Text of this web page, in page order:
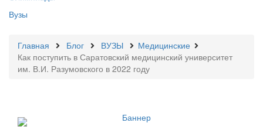
Вузы
Главная Блог ВУЗЫ
Медицинские
Как поступить в Саратовский медицинский университет
им. В.И. Разумовского в 2022 году